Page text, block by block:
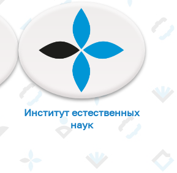
Институт естественных
наук